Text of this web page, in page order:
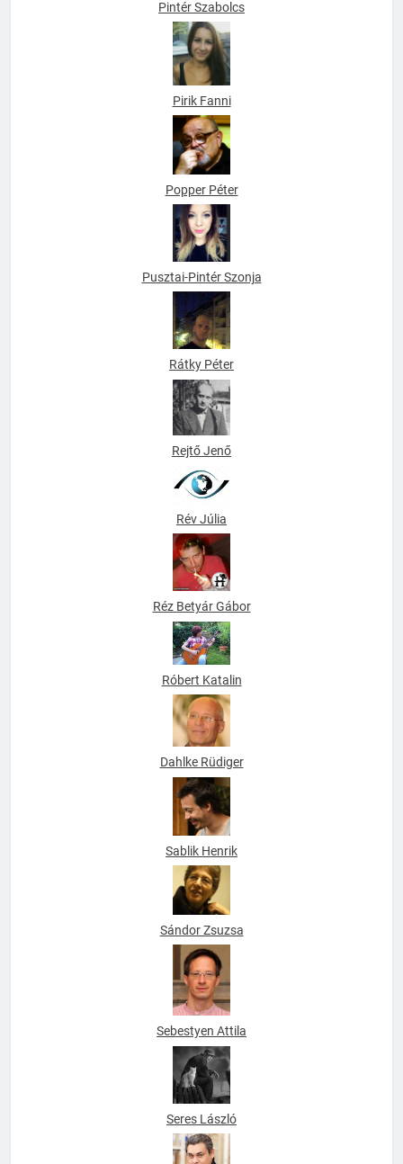
Pintér Szabolcs
Pirik Fanni
Popper Péter
Pusztai-Pintér Szonja
Rátky Péter
Rév Júlia
Réz Betyár Gábor
Róbert Katalin
Dahlke Rüdiger
Sablik Henrik
Sándor Zsuzsa
Sebestyen Attila
Seres László